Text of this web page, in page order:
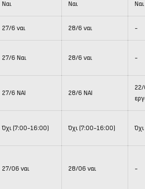
Ναι Ναι Ναι
27/6 ναι 28/6 ναι -
27/6 Ναι 28/6 ναι -
27/6 ΝΑΙ 28/6 ΝΑΙ
22/
Όχι (7:00-16:00) Όχι (7:00-16:00)
27/06 ναι 28/06 ναι -